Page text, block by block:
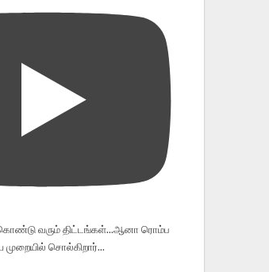
கொண்டு வரும் திட்டங்கள்...ஆனா ரொம்ப
முறையில் சொல்கிறார்...